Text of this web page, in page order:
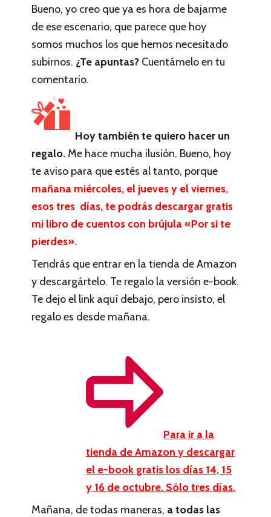
Bueno, yo creo que ya es hora de bajarme
de ese escenario, que parece que hoy
somos muchos los que hemos necesitado
subirnos. ¿Te apuntas? Cuentámelo en tu
comentario.
Hoy también te quiero hacer un
regalo. Me hace mucha ilusión. Bueno, hoy
te aviso para que estés al tanto, porque
mañana miércoles, el jueves y el viernes,
esos tres días, te podrás descargar gratis
mi libro de cuentos con brújula «Por si te
pierdes».
Tendrás que entrar en la tienda de Amazon
y descargártelo. Te regalo la versión e-book.
Te dejo el link aquí debajo, pero insisto, el
regalo es desde mañana.
Para ir a la
tienda de Amazon y descargar
el e-book gratis los días 14, 15
y 16 de octubre. Sólo tres días.
Mañana, de todas maneras, a todas las